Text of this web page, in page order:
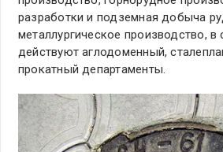
разработки и подземная добыча
металлургическое производство, в
действуют аглодоменный,
прокатный департаменты.